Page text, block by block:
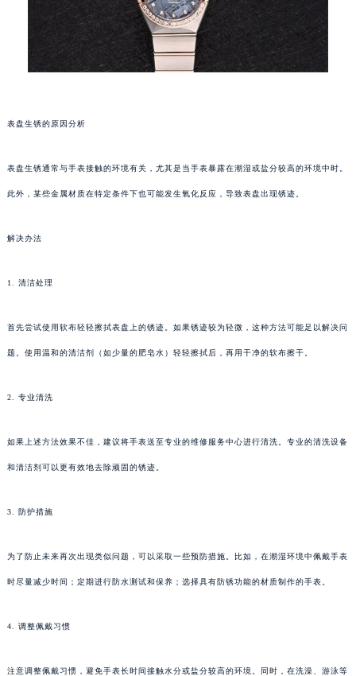
表盘生锈的原因分析
表盘生锈通常与手表接触的环境有关，尤其是当手表暴露在潮湿或盐分较高的环境中时。
此外，某些金属材质在特定条件下也可能发生氧化反应，导致表盘出现锈迹。
解决办法
1. 清洁处理
首先尝试使用软布轻轻擦拭表盘上的锈迹。如果锈迹较为轻微，这种方法可能足以解决问
题。使用温和的清洁剂（如少量的肥皂水）轻轻擦拭后，再用干净的软布擦干。
2. 专业清洗
如果上述方法效果不佳，建议将手表送至专业的维修服务中心进行清洗。专业的清洗设备
和清洁剂可以更有效地去除顽固的锈迹。
3. 防护措施
为了防止未来再次出现类似问题，可以采取一些预防措施。比如，在潮湿环境中佩戴手表
时尽量减少时间；定期进行防水测试和保养；选择具有防锈功能的材质制作的手表。
4. 调整佩戴习惯
注意调整佩戴习惯，避免手表长时间接触水分或盐分较高的环境。同时，在洗澡、游泳等